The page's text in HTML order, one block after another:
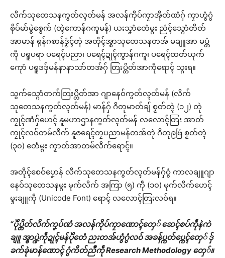
လိက်သုတေသနကွတ်လ္ၚတ်မန် အလန်ကိုပ်ကၠာအိုတ်ဏံဂှ် ကၠာဟွံဂွံ
စိုပ်မာ်မွဲစွေက် (တ္ၚဲကောန်ဂကူမန်) ယးသၞာံတေံမ္ဂး ညံၚ်သ္ဂောံတိတ်
အာမာန် ရုန်ဂစာန်ဒၟံၚ်တုဲ အတိုၚ်အ္စာသုတေသနတအ် မချူအာ မပ္တံ
ကဵု ပရူပရာ ပရေၚ်ပညာ၊ ပရေၚ်ဍုၚ်ကွာန်ဂကူ၊ ပရေၚ်ထတ်ယုက်
ကေုာံ ပရူဒဒှ်မန်နာနာသာ်တအ်ဂှ် တြးပ္တိတ်အာကဵုရောၚ် သ္ဂးရ။
သွက်သ္ဂောံတက်တြးပ္တိတ်အာ ဂျာနေဝ်ကွတ်လ္ၚတ်မန် (လိက်
သုတေသနကွတ်လ္ၚတ်မန်) မာန်ဂှ် ဂိတုမာတ်ချ် စၟတ်တ္ၚဲ (၁၂) တုဲ
ကၠုၚ်ဏံဂှ်ဟေၚ် နူမဟာဌာနကွတ်လ္ၚတ်မန် လလောၚ်တြး အာတ်
ကၠုၚ်လဝ်တမ်လိက် နူဇရေၚ်တၠပညာမန်တအ်တုဲ ဂိတုဨဗြဴ စၟတ်တ္ၚဲ
(၃၀) တေံမ္ဂး ကၟာတ်အာတမ်လိက်ရောၚ်။
အတိုၚ်စေဝ်ပၞောန် လိက်သုတေသနကွတ်လ္ၚတ်မန်ဂှ်ဝွံ ကာလချူဂျာ
နေဝ်သုတေသနမ္ဂး မုက်လိက် အကြာ (၅) ကဵု (၁၀) မုက်လိက်ဟေၚ်
မ္ဒးချူကဵု (Unicode Font) ရောၚ် လလောၚ်တြးလဝ်ရ။
“ပိုဲပ္တိတ်လိက်ကၞပ်ဏံ အလန်ကိုပ်ကၠာဏောၚ်တှေ် ဆေၚ်စပ်ကဵုနဲကဲ
ချူ အ္စာပ္ဍဲကဵုဍုၚ်မန်ပိုဲတေံ ညးတအ်ဟွံဂွံလဝ် အခန်ပ္ကတ်ပ္ကေၚ်တှေ် ဒှ်
ခက်ခုဲမာန်ဏောၚ် ဂွံကိတ်ညဳကဵု Research Methodology တှေ်။